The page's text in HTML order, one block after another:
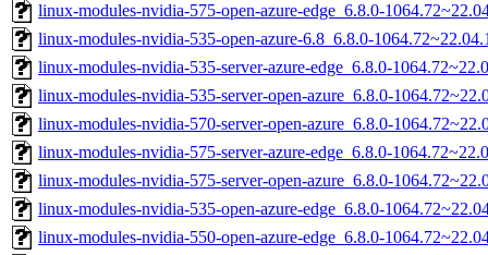
linux-modules-nvidia-575-open-azure-edge_6.8.0-
linux-modules-nvidia-535-open-azure-6.8_6.8.0-
linux-modules-nvidia-535-server-azure-edge_6.8.0-
linux-modules-nvidia-535-server-open-azure_6.8.0-
linux-modules-nvidia-570-server-open-azure_6.8.0-
linux-modules-nvidia-575-server-azure-edge_6.8.0-
linux-modules-nvidia-575-server-open-azure_6.8.0-
linux-modules-nvidia-535-open-azure-edge_6.8.0-
linux-modules-nvidia-550-open-azure-edge_6.8.0-